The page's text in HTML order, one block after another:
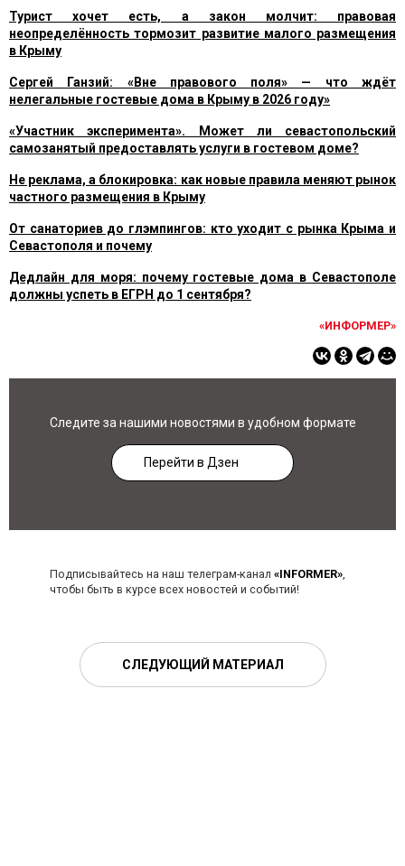
Турист хочет есть, а закон молчит: правовая
неопределённость тормозит развитие малого размещения
в Крыму
Сергей Ганзий: «Вне правового поля» — что ждёт
нелегальные гостевые дома в Крыму в 2026 году»
«Участник эксперимента». Может ли севастопольский
самозанятый предоставлять услуги в гостевом доме?
Не реклама, а блокировка: как новые правила меняют рынок
частного размещения в Крыму
От санаториев до глэмпингов: кто уходит с рынка Крыма и
Севастополя и почему
Дедлайн для моря: почему гостевые дома в Севастополе
должны успеть в ЕГРН до 1 сентября?
«ИНФОРМЕР»
Следите за нашими новостями в удобном формате
Перейти в Дзен
Подписывайтесь на наш телеграм-канал «INFORMER»,
чтобы быть в курсе всех новостей и событий!
СЛЕДУЮЩИЙ МАТЕРИАЛ